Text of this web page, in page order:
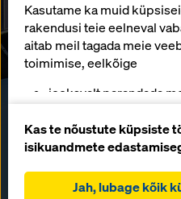
bauma 2025:
Kasutame ka muid
rakendusi teie eelneval
aitab meil tagada meie
toimimise, eelkõige
jooksvalt parandada
küpsised),
hõlbustada sujuvat
küpsised),
Kas te nõustute küpsiste
isikuandmete
Jah, lubage kõik